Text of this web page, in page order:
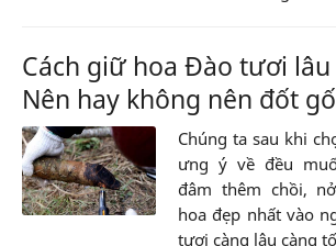
Cách giữ hoa Đào tươi lâu
Nên hay không nên đốt
Chúng ta sau khi
ưng ý về đều
đâm thêm chồi,
hoa đẹp nhất vào
tươi càng lâu càng